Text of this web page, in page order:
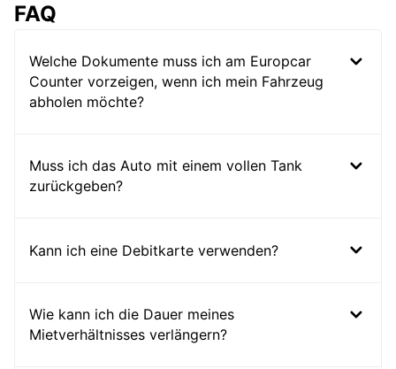
FAQ
Welche Dokumente muss ich am Europcar
Counter vorzeigen, wenn ich mein Fahrzeug
abholen möchte?
Muss ich das Auto mit einem vollen Tank
zurückgeben?
Kann ich eine Debitkarte verwenden?
Wie kann ich die Dauer meines
Mietverhältnisses verlängern?